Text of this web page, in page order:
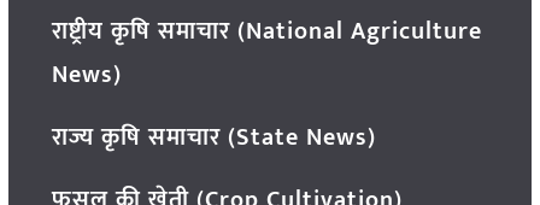
राष्ट्रीय कृषि समाचार (National Agriculture
News)
राज्य कृषि समाचार (State News)